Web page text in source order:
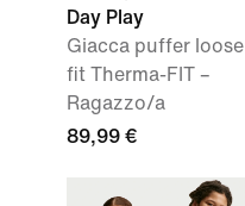
Day Play
Giacca puffer loose
fit Therma-FIT –
Ragazzo/a
89,99 €